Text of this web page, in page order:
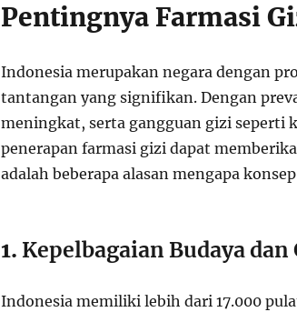
Pentingnya Farmasi
Indonesia merupakan negara dengan
tantangan yang signifikan. Dengan
meningkat, serta gangguan gizi seperti
penerapan farmasi gizi dapat
adalah beberapa alasan mengapa
1. Kepelbagaian Budaya dan
Indonesia memiliki lebih dari 17.000